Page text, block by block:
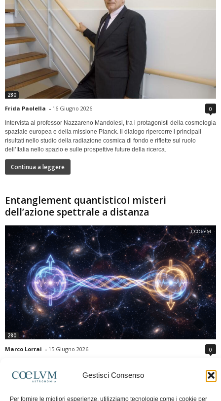
Gestisci Consenso
Per fornire le migliori esperienze, utilizziamo tecnologie come i cookie per
280
Frida Paolella - 16 Giugno 2026 0
Intervista al professor Nazzareno Mandolesi, tra i protagonisti della cosmologia
spaziale europea e della missione Planck. Il dialogo ripercorre i principali
risultati nello studio della radiazione cosmica di fondo e riflette sul ruolo
dell’Italia nello spazio e sulle prospettive future della ricerca.
Continua a leggere
Entanglement quantisticoI misteri
dell’azione spettrale a distanza
280
Marco Lorrai - 15 Giugno 2026 0
moderna: due particelle possono mostrare correlazioni che sembrano ignorare
la distanza che le separa. Gli esperimenti e i teoremi di Bell hanno escluso le
previsioni della meccanica quantistica. Nonostante ciò, l'entanglement non